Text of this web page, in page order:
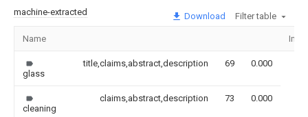
machine-extracted Download Filter table
Name
glass
title,claims,abstract,description 69 0.000
cleaning
claims,abstract,description 73 0.000